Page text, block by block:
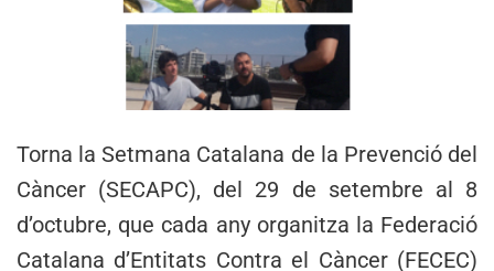
Torna la Setmana Catalana de la Prevenció del
Càncer (SECAPC), del 29 de setembre al 8
d’octubre, que cada any organitza la Federació
Catalana d’Entitats Contra el Càncer (FECEC)